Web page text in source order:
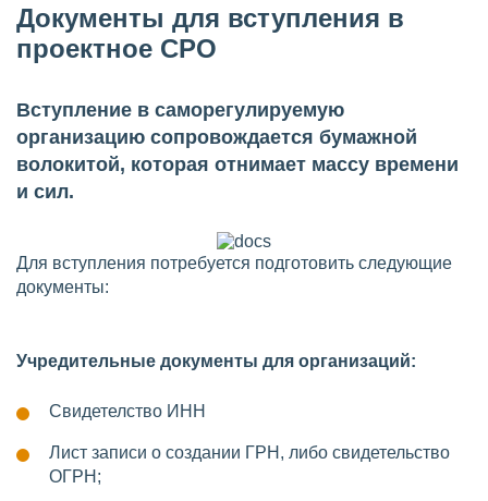
Документы для вступления в
проектное СРО
Вступление в саморегулируемую
организацию сопровождается бумажной
волокитой, которая отнимает массу времени
и сил.
Для вступления потребуется подготовить следующие
документы:
Учредительные документы для организаций:
Свидетелство ИНН
Лист записи о создании ГРН, либо свидетельство
ОГРН;